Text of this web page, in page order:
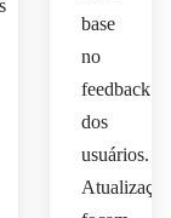
base
no
feedback
dos
usuários.